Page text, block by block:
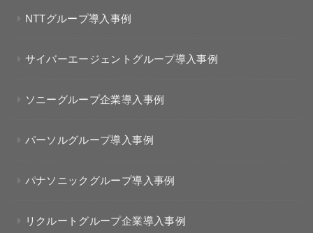
NTTグループ導入事例
サイバーエージェントグループ導入事例
ソニーグループ企業導入事例
パーソルグループ導入事例
パナソニックグループ導入事例
リクルートグループ企業導入事例